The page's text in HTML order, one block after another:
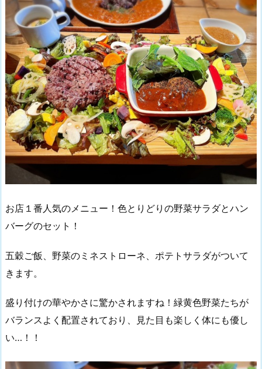
お店１番人気のメニュー！色とりどりの野菜サラダとハン
バーグのセット！
五穀ご飯、野菜のミネストローネ、ポテトサラダがついて
きます。
盛り付けの華やかさに驚かされますね！緑黄色野菜たちが
バランスよく配置されており、見た目も楽しく体にも優し
い…！！